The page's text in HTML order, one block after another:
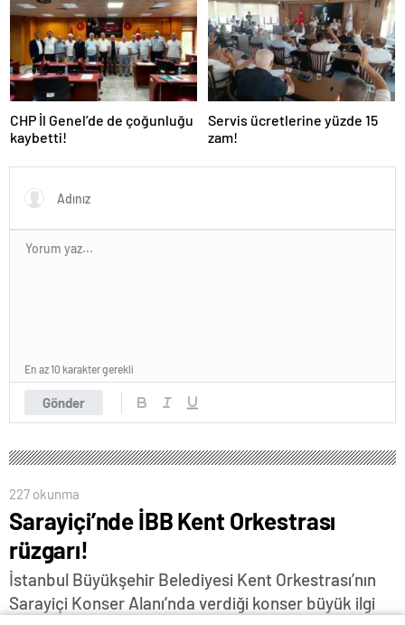
CHP İl Genel’de de çoğunluğu
kaybetti!
Servis ücretlerine yüzde 15
zam!
Gönder
En az 10 karakter gerekli
227 okunma
Sarayiçi’nde İBB Kent Orkestrası
rüzgarı!
İstanbul Büyükşehir Belediyesi Kent Orkestrası’nın
Sarayiçi Konser Alanı’nda verdiği konser büyük ilgi